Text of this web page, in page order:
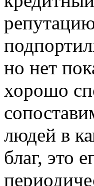
но нет
хорошо
людей в
благ, это